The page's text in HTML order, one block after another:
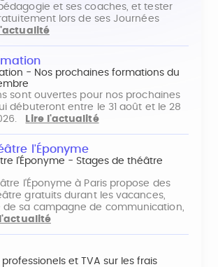
et ses coaches, et tester
lors de ses Journées
- Nos prochaines formations du
sont ouvertes pour nos prochaines
débuteront entre le 31 août et le 28
Lire l'actualité
l'Éponyme
l'Éponyme - Stages de théâtre
l'Éponyme à Paris propose des
gratuits durant les vacances,
de sa campagne de communication,
l'actualité
et TVA sur les frais